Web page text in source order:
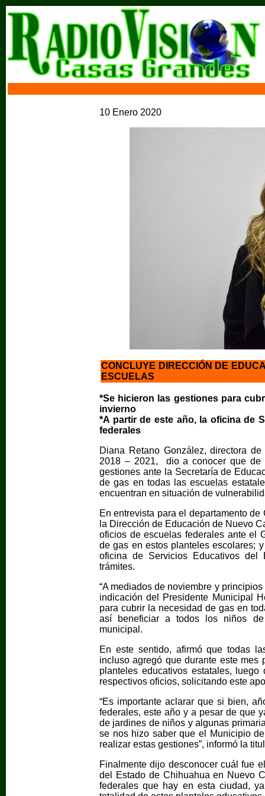
10 Enero 2020
CONCLUYE DIRECCIÓN DE
ESCUELAS
*Se hicieron las gestiones para
invierno
*A partir de este año, la oficina de
federales
Diana Retano González, directora
2018 – 2021, dio a conocer que de
gestiones ante la Secretaría de
de gas en todas las escuelas
encuentran en situación de
En entrevista para el departamento
la Dirección de Educación de Nuevo
oficios de escuelas federales ante el
de gas en estos planteles escolares;
oficina de Servicios Educativos
trámites.
“A mediados de noviembre y
indicación del Presidente Municipal
para cubrir la necesidad de gas en
así beneficiar a todos los niños de
municipal.
En este sentido, afirmó que todas
incluso agregó que durante este
planteles educativos estatales,
respectivos oficios, solicitando este
“Es importante aclarar que si bien,
federales, este año y a pesar de que
de jardines de niños y algunas
se nos hizo saber que el Municipio
realizar estas gestiones”, informó la
Finalmente dijo desconocer cuál fue
del Estado de Chihuahua en Nuevo
federales que hay en esta ciudad,